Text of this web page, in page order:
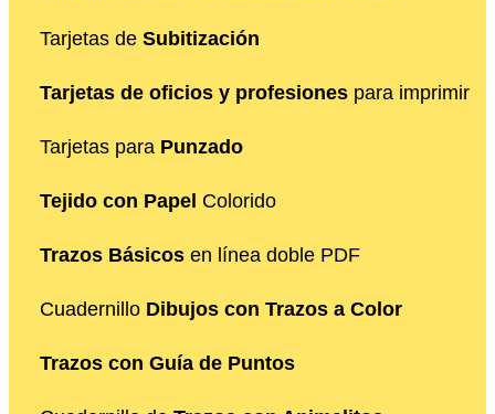
Tarjetas de Subitización
Tarjetas de oficios y profesiones para imprimir
Tarjetas para Punzado
Tejido con Papel Colorido
Trazos Básicos en línea doble PDF
Cuadernillo Dibujos con Trazos a Color
Trazos con Guía de Puntos